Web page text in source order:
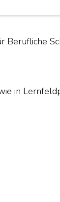
Berufliche
in